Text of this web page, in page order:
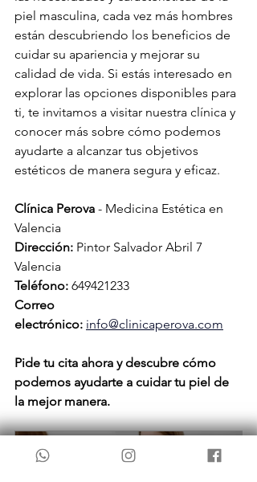
piel masculina, cada vez más hombres
están descubriendo los beneficios de
cuidar su apariencia y mejorar su
calidad de vida. Si estás interesado en
explorar las opciones disponibles para
ti, te invitamos a visitar nuestra clínica y
conocer más sobre cómo podemos
ayudarte a alcanzar tus objetivos
estéticos de manera segura y eficaz.
Clínica Perova - Medicina Estética en
Valencia
Dirección: Pintor Salvador Abril 7
Valencia
Teléfono: 649421233
Correo
electrónico: info@clinicaperova.com
Pide tu cita ahora y descubre cómo
podemos ayudarte a cuidar tu piel de
la mejor manera.